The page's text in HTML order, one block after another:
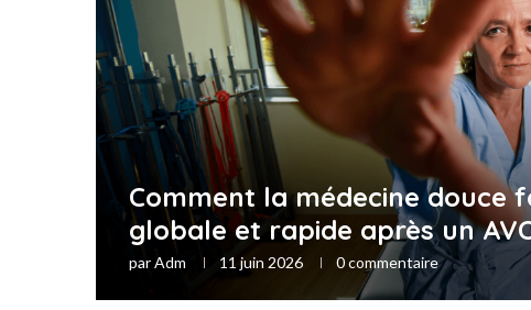
Comment la médecine douce
globale et rapide après un
parAdm 11 juin 2026 0 commentaire